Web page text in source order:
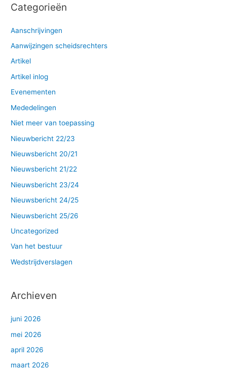
Categorieën
Aanschrijvingen
Aanwijzingen scheidsrechters
Artikel
Artikel inlog
Evenementen
Mededelingen
Niet meer van toepassing
Nieuwbericht 22/23
Nieuwsbericht 20/21
Nieuwsbericht 21/22
Nieuwsbericht 23/24
Nieuwsbericht 24/25
Nieuwsbericht 25/26
Uncategorized
Van het bestuur
Wedstrijdverslagen
Archieven
juni 2026
mei 2026
april 2026
maart 2026